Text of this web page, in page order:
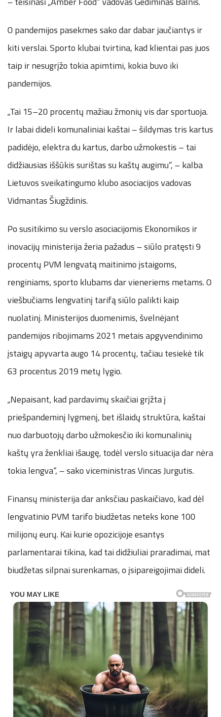
O pandemijos pasekmes sako dar dabar jaučiantys ir
kiti verslai. Sporto klubai tvirtina, kad klientai pas juos
taip ir nesugrįžo tokia apimtimi, kokia buvo iki
pandemijos.
„Tai 15–20 procentų mažiau žmonių vis dar sportuoja.
Ir labai dideli komunaliniai kaštai – šildymas tris kartus
padidėjo, elektra du kartus, darbo užmokestis – tai
didžiausias iššūkis surištas su kaštų augimu“, – kalba
Lietuvos sveikatingumo klubo asociacijos vadovas
Vidmantas Šiugždinis.
Po susitikimo su verslo asociacijomis Ekonomikos ir
inovacijų ministerija žeria pažadus – siūlo pratęsti 9
procentų PVM lengvatą maitinimo įstaigoms,
renginiams, sporto klubams dar vieneriems metams. O
viešbučiams lengvatinį tarifą siūlo palikti kaip
nuolatinį. Ministerijos duomenimis, švelnėjant
pandemijos ribojimams 2021 metais apgyvendinimo
įstaigų apyvarta augo 14 procentų, tačiau tesiekė tik
63 procentus 2019 metų lygio.
„Nepaisant, kad pardavimų skaičiai grįžta į
priešpandeminį lygmenį, bet išlaidų struktūra, kaštai
nuo darbuotojų darbo užmokesčio iki komunalinių
kaštų yra ženkliai išaugę, todėl verslo situacija dar nėra
tokia lengva“, – sako viceministras Vincas Jurgutis.
Finansų ministerija dar anksčiau paskaičiavo, kad dėl
lengvatinio PVM tarifo biudžetas neteks kone 100
milijonų eurų. Kai kurie opozicijoje esantys
parlamentarai tikina, kad tai didžiuliai praradimai, mat
biudžetas silpnai surenkamas, o įsipareigojimai dideli.